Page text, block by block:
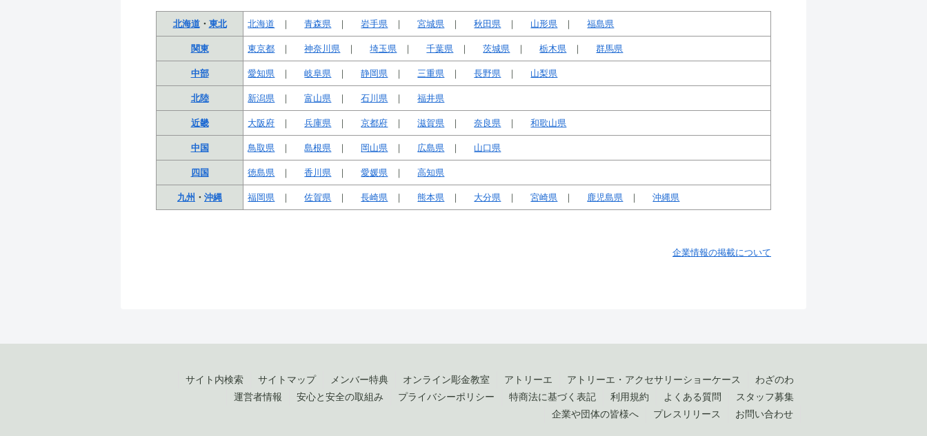
北海道・ 東北 北海道 青森県 岩手県 宮城県 秋田県 山形県 福島県
関東 東京都 神奈川県 埼玉県 千葉県 茨城県 栃木県 群馬県
中部 愛知県 岐阜県 静岡県 三重県 長野県 山梨県
北陸 新潟県 富山県 石川県 福井県
近畿 大阪府 兵庫県 京都府 滋賀県 奈良県 和歌山県
中国 鳥取県 島根県 岡山県 広島県 山口県
四国 徳島県 香川県 愛媛県 高知県
九州 ・ 沖縄 福岡県 佐賀県 長崎県 熊本県 大分県 宮崎県 鹿児島県 沖縄県
企業情報の掲載について
サイト内検索 サイトマップ メンバー特典 オンライン彫金教室 アトリーエ アトリーエ・アクセサリーショーケース
わざのわ
運営者情報
安心と安全の取組み プライバシーポリシー 特商法に基づく表記 利用規約 よくある質問
スタッフ募集
企業や団体の皆様へ
プレスリリース お問い合わせ